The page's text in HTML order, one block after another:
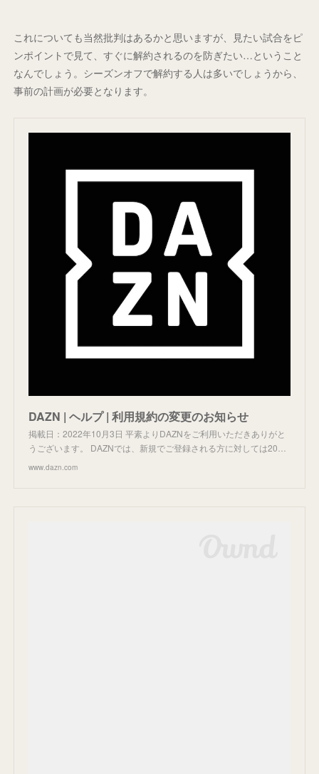
これについても当然批判はあるかと思いますが、見たい試合をピ
ンポイントで見て、すぐに解約されるのを防ぎたい…ということ
なんでしょう。シーズンオフで解約する人は多いでしょうから、
事前の計画が必要となります。
DAZN | ヘルプ | 利用規約の変更のお知らせ
掲載日：2022年10月3日 平素よりDAZNをご利用いただきありがと
うございます。 DAZNでは、新規でご登録される方に対しては20…
www.dazn.com